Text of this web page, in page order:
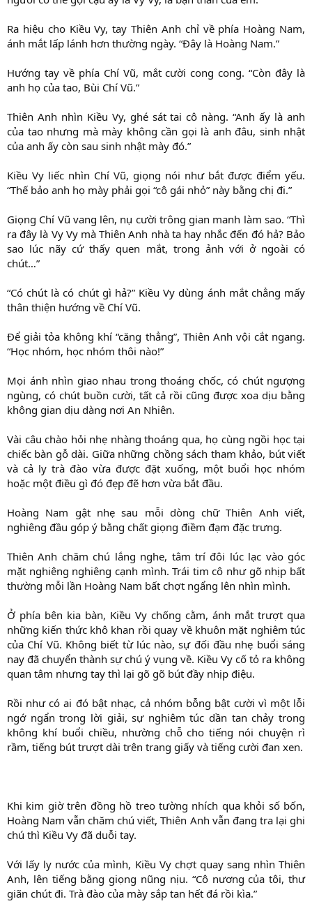
Ra hiệu cho Kiều Vy, tay Thiên Anh chỉ về phía Hoàng Nam,
ánh mắt lấp lánh hơn thường ngày. “Đây là Hoàng Nam.”
Hướng tay về phía Chí Vũ, mắt cười cong cong. “Còn đây là
anh họ của tao, Bùi Chí Vũ.”
Thiên Anh nhìn Kiều Vy, ghé sát tai cô nàng. “Anh ấy là anh
của tao nhưng mà mày không cần gọi là anh đâu, sinh nhật
của anh ấy còn sau sinh nhật mày đó.”
Kiều Vy liếc nhìn Chí Vũ, giọng nói như bắt được điểm yếu.
“Thế bảo anh họ mày phải gọi “cô gái nhỏ” này bằng chị đi.”
Giọng Chí Vũ vang lên, nụ cười trông gian manh làm sao. “Thì
ra đây là Vy Vy mà Thiên Anh nhà ta hay nhắc đến đó hả? Bảo
sao lúc nãy cứ thấy quen mắt, trong ảnh với ở ngoài có
chút…”
“Có chút là có chút gì hả?” Kiều Vy dùng ánh mắt chẳng mấy
thân thiện hướng về Chí Vũ.
Để giải tỏa không khí “căng thẳng”, Thiên Anh vội cắt ngang.
“Học nhóm, học nhóm thôi nào!”
Mọi ánh nhìn giao nhau trong thoáng chốc, có chút ngượng
ngùng, có chút buồn cười, tất cả rồi cũng được xoa dịu bằng
không gian dịu dàng nơi An Nhiên.
Vài câu chào hỏi nhẹ nhàng thoáng qua, họ cùng ngồi học tại
chiếc bàn gỗ dài. Giữa những chồng sách tham khảo, bút viết
và cả ly trà đào vừa được đặt xuống, một buổi học nhóm
hoặc một điều gì đó đẹp đẽ hơn vừa bắt đầu.
Hoàng Nam gật nhẹ sau mỗi dòng chữ Thiên Anh viết,
nghiêng đầu góp ý bằng chất giọng điềm đạm đặc trưng.
Thiên Anh chăm chú lắng nghe, tâm trí đôi lúc lạc vào góc
mặt nghiêng nghiêng cạnh mình. Trái tim cô như gõ nhịp bất
thường mỗi lần Hoàng Nam bất chợt ngẩng lên nhìn mình.
Ở phía bên kia bàn, Kiều Vy chống cằm, ánh mắt trượt qua
những kiến thức khô khan rồi quay về khuôn mặt nghiêm túc
của Chí Vũ. Không biết từ lúc nào, sự đối đầu nhẹ buổi sáng
nay đã chuyển thành sự chú ý vụng về. Kiều Vy cố tỏ ra không
quan tâm nhưng tay thì lại gõ gõ bút đầy nhịp điệu.
Rồi như có ai đó bật nhạc, cả nhóm bỗng bật cười vì một lỗi
ngớ ngẩn trong lời giải, sự nghiêm túc dần tan chảy trong
không khí buổi chiều, nhường chỗ cho tiếng nói chuyện rì
rầm, tiếng bút trượt dài trên trang giấy và tiếng cười đan xen.
Khi kim giờ trên đồng hồ treo tường nhích qua khỏi số bốn,
Hoàng Nam vẫn chăm chú viết, Thiên Anh vẫn đang tra lại ghi
chú thì Kiều Vy đã duỗi tay.
Với lấy ly nước của mình, Kiều Vy chợt quay sang nhìn Thiên
Anh, lên tiếng bằng giọng nũng nịu. “Cô nương của tôi, thư
giãn chút đi. Trà đào của mày sắp tan hết đá rồi kìa.”